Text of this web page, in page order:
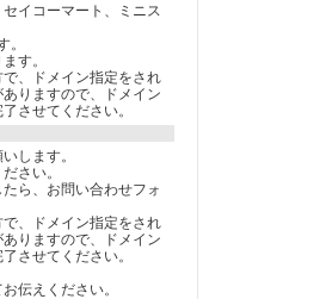
イコーマート、ミニス
。
す。
、ドメイン指定をされ
りますので、ドメイン
させてください。
します。
さい。
ら、お問い合わせフォ
、ドメイン指定をされ
りますので、ドメイン
させてください。
伝えください。